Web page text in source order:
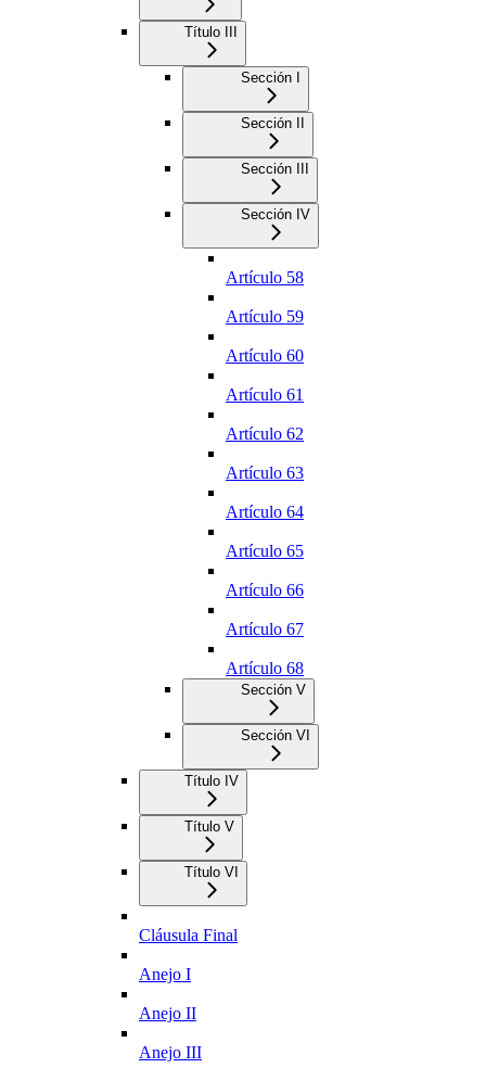
Título III
Sección I
Sección II
Sección III
Sección IV
Artículo 58
Artículo 59
Artículo 60
Artículo 61
Artículo 62
Artículo 63
Artículo 64
Artículo 65
Artículo 66
Artículo 67
Artículo 68
Sección V
Sección VI
Título IV
Título V
Título VI
Cláusula Final
Anejo I
Anejo II
Anejo III